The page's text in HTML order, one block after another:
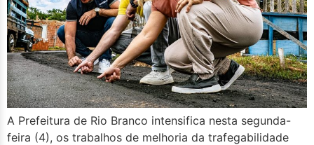
A Prefeitura de Rio Branco intensifica nesta segunda-
feira (4), os trabalhos de melhoria da trafegabilidade